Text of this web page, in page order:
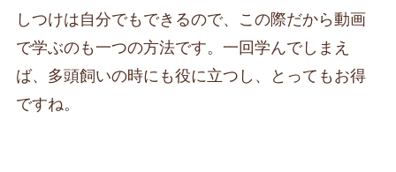
しつけは自分でもできるので、この際だから動画
で学ぶのも一つの方法です。一回学んでしまえ
ば、多頭飼いの時にも役に立つし、とってもお得
ですね。